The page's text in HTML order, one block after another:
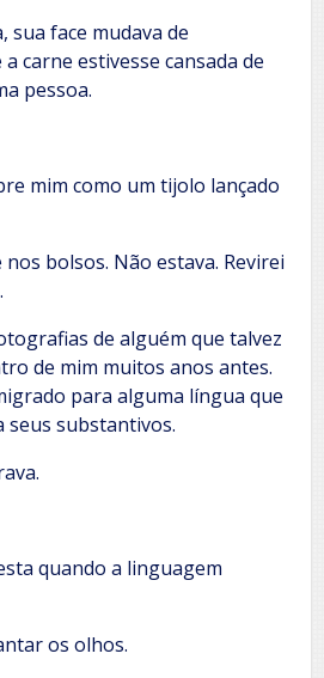
sua face mudava de
carne estivesse cansada de
pessoa.
mim como um tijolo lançado
bolsos. Não estava. Revirei
de alguém que talvez
de mim muitos anos antes.
para alguma língua que
seus substantivos.
quando a linguagem
os olhos.